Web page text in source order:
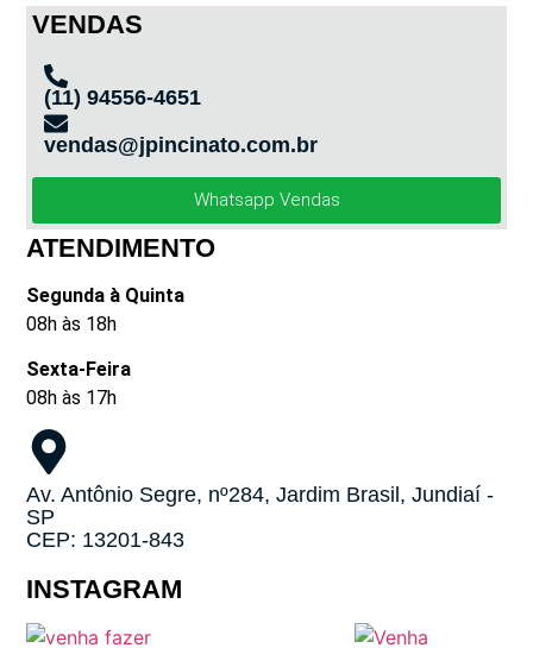
VENDAS
(11) 94556-4651
vendas@jpincinato.com.br
Whatsapp Vendas
ATENDIMENTO
Segunda à Quinta
08h às 18h
Sexta-Feira
08h às 17h
Av. Antônio Segre, nº284, Jardim Brasil, Jundiaí -
SP
CEP: 13201-843
INSTAGRAM